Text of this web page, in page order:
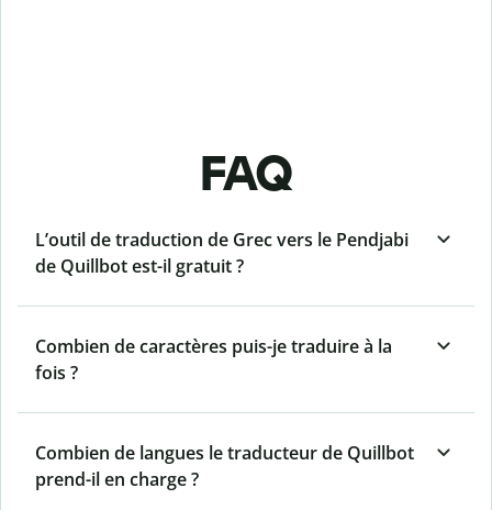
FAQ
L’outil de traduction de Grec vers le Pendjabi
de Quillbot est-il gratuit ?
Combien de caractères puis-je traduire à la
fois ?
Combien de langues le traducteur de Quillbot
prend-il en charge ?